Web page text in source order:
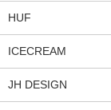
HUF
ICECREAM
JH DESIGN